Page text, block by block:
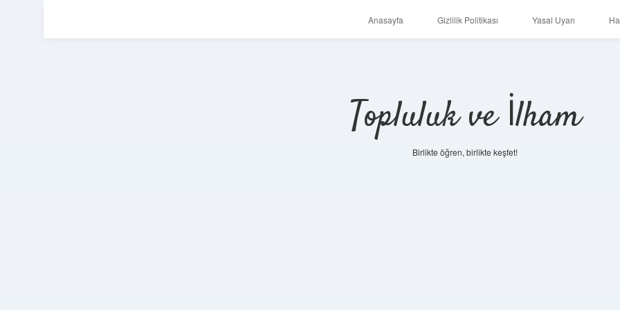
Anasayfa Gizlilik Politikası Yasal Uyarı
Topluluk ve İlham
Birlikte öğren, birlikte keşfet!